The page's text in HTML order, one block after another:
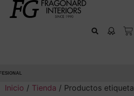
Inicio / Tienda / Productos